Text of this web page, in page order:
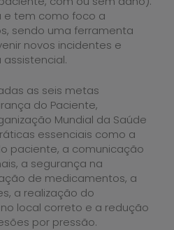
e tem como foco a
sendo uma ferramenta
novos incidentes e
as seis metas
do Paciente,
Mundial da Saúde
essenciais como a
paciente, a comunicação
a segurança na
de medicamentos, a
a realização do
local correto e a redução
por pressão.